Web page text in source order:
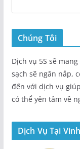
Chúng Tôi
Dịch vụ 5S sẽ
sạch sẽ ngăn nắp,
đến với dịch vụ
có thể yên tâm về
Dịch Vụ Tại Vinh